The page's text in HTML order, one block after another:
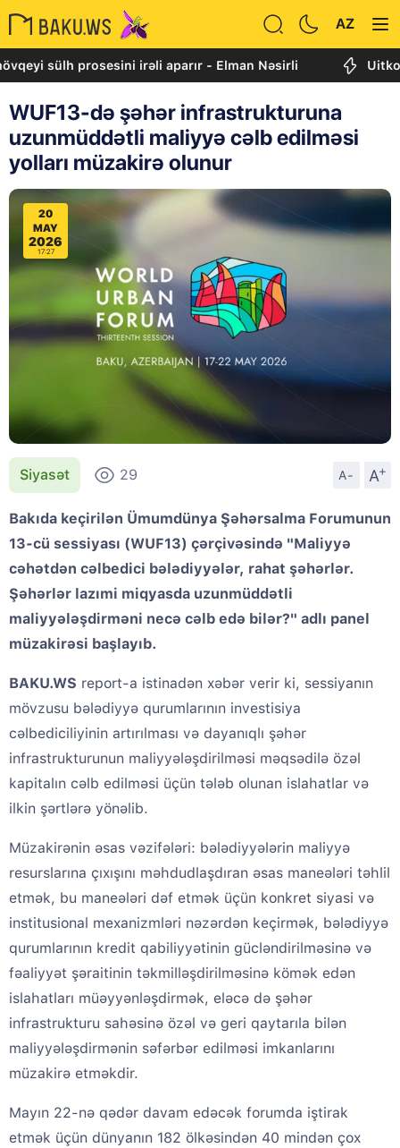
AZ
prosesini irəli aparır - Elman Nəsirli Uitkoff:
WUF13-də şəhər infrastrukturuna
uzunmüddətli maliyyə cəlb edilməsi
yolları müzakirə olunur
20
MAY
2026
17:27
Siyasət 29 A- A
+
Bakıda keçirilən Ümumdünya Şəhərsalma Forumunun
13-cü sessiyası (WUF13) çərçivəsində "Maliyyə
cəhətdən cəlbedici bələdiyyələr, rahat şəhərlər.
Şəhərlər lazımi miqyasda uzunmüddətli
maliyyələşdirməni necə cəlb edə bilər?" adlı panel
müzakirəsi başlayıb.
BAKU.WS report-a istinadən xəbər verir ki, sessiyanın
mövzusu bələdiyyə qurumlarının investisiya
cəlbediciliyinin artırılması və dayanıqlı şəhər
infrastrukturunun maliyyələşdirilməsi məqsədilə özəl
kapitalın cəlb edilməsi üçün tələb olunan islahatlar və
ilkin şərtlərə yönəlib.
Müzakirənin əsas vəzifələri: bələdiyyələrin maliyyə
resurslarına çıxışını məhdudlaşdıran əsas maneələri təhlil
etmək, bu maneələri dəf etmək üçün konkret siyasi və
institusional mexanizmləri nəzərdən keçirmək, bələdiyyə
qurumlarının kredit qabiliyyətinin gücləndirilməsinə və
fəaliyyət şəraitinin təkmilləşdirilməsinə kömək edən
islahatları müəyyənləşdirmək, eləcə də şəhər
infrastrukturu sahəsinə özəl və geri qaytarıla bilən
maliyyələşdirmənin səfərbər edilməsi imkanlarını
müzakirə etməkdir.
Mayın 22-nə qədər davam edəcək forumda iştirak
etmək üçün dünyanın 182 ölkəsindən 40 mindən çox